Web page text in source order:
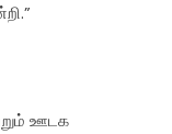
ஊடக